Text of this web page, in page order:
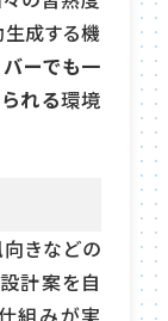
成する機
ーでも一
れる環境
きなどの
計案を自
組みが実